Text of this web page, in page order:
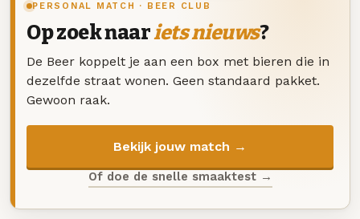
PERSONAL MATCH · BEER CLUB
Op zoek naariets nieuws?
De Beer koppelt je aan een box met bieren die in
dezelfde straat wonen. Geen standaard pakket.
Gewoon raak.
Bekijk jouw match →
Of doe de snelle smaaktest →